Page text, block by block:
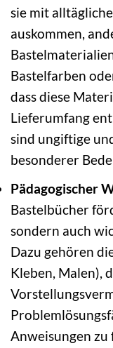
sie mit
auskommen,
Bastelfarben
dass diese
Lieferumfang
sind ungiftige
besonderer
Pädagogischer
Bastelbücher
sondern auch
Dazu gehören
Kleben, Malen),
Anweisungen zu